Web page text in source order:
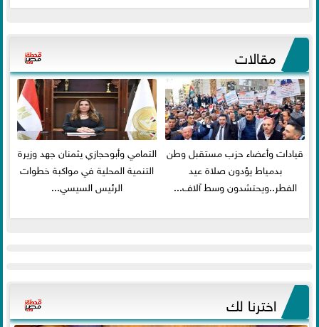
مقالات
قيادات وأعضاء حزب مستقبل وطن
بدمياط يؤدون صلاة عيد
الفطر..ويحتشدون وسط آلاف...
التمامي وأبوحجازي يثمنان جهد وزيرة
التنمية المحلية في مواكبة خطوات
الرئيس السيسي...
اخترنا لك